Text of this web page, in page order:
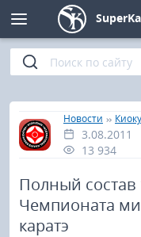
Главная
»
Новости »
3.08.2011
13 934
Полный состав
Чемпионата
каратэ
Киокушинкай
Кёкусин (IFK)
Шинкиокушинкай
Кекусин-кан
Кикбоксинг и K-1
Фото
Видео
Интервью
Статьи
Уроки каратэ
Файлы
Библиотека